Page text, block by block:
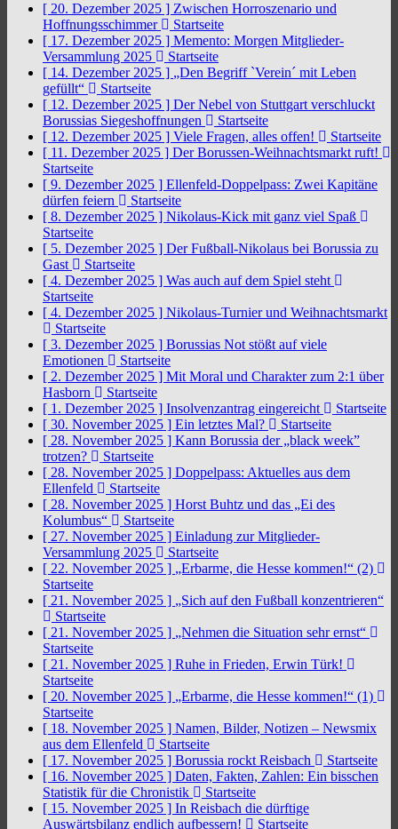
[ 20. Dezember 2025 ] Zwischen Horroszenario und
Hoffnungsschimmer
Startseite
[ 17. Dezember 2025 ] Memento: Morgen Mitglieder-
Versammlung 2025
Startseite
[ 14. Dezember 2025 ] „Den Begriff `Verein´ mit Leben
gefüllt“
Startseite
[ 12. Dezember 2025 ] Der Nebel von Stuttgart verschluckt
Borussias Siegeshoffnungen
Startseite
[ 12. Dezember 2025 ] Viele Fragen, alles offen!
Startseite
[ 11. Dezember 2025 ] Der Borussen-Weihnachtsmarkt ruft!
Startseite
[ 9. Dezember 2025 ] Ellenfeld-Doppelpass: Zwei Kapitäne
dürfen feiern
Startseite
[ 8. Dezember 2025 ] Nikolaus-Kick mit ganz viel Spaß
Startseite
[ 5. Dezember 2025 ] Der Fußball-Nikolaus bei Borussia zu
Gast
Startseite
[ 4. Dezember 2025 ] Was auch auf dem Spiel steht
Startseite
[ 4. Dezember 2025 ] Nikolaus-Turnier und Weihnachtsmarkt
Startseite
[ 3. Dezember 2025 ] Borussias Not stößt auf viele
Emotionen
Startseite
[ 2. Dezember 2025 ] Mit Moral und Charakter zum 2:1 über
Hasborn
Startseite
[ 1. Dezember 2025 ] Insolvenzantrag eingereicht
Startseite
[ 30. November 2025 ] Ein letztes Mal?
Startseite
[ 28. November 2025 ] Kann Borussia der „black week”
trotzen?
Startseite
[ 28. November 2025 ] Doppelpass: Aktuelles aus dem
Ellenfeld
Startseite
[ 28. November 2025 ] Horst Buhtz und das „Ei des
Kolumbus“
Startseite
[ 27. November 2025 ] Einladung zur Mitglieder-
Versammlung 2025
Startseite
[ 22. November 2025 ] „Erbarme, die Hesse kommen!“ (2)
Startseite
[ 21. November 2025 ] „Sich auf den Fußball konzentrieren“
Startseite
[ 21. November 2025 ] „Nehmen die Situation sehr ernst“
Startseite
[ 21. November 2025 ] Ruhe in Frieden, Erwin Türk!
Startseite
[ 20. November 2025 ] „Erbarme, die Hesse kommen!“ (1)
Startseite
[ 18. November 2025 ] Namen, Bilder, Notizen – Newsmix
aus dem Ellenfeld
Startseite
[ 17. November 2025 ] Borussia rockt Reisbach
Startseite
[ 16. November 2025 ] Daten, Fakten, Zahlen: Ein bisschen
Statistik für die Chronistik
Startseite
[ 15. November 2025 ] In Reisbach die dürftige
Auswärtsbilanz endlich aufbessern!
Startseite